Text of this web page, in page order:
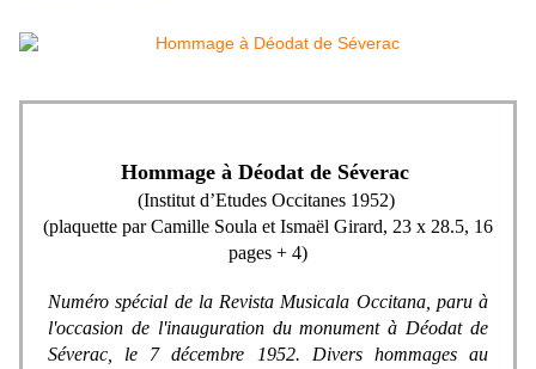
Hommage à Déodat de Séverac
(Institut d’Etudes Occitanes 1952)
(plaquette par Camille Soula et Ismaël Girard, 23 x 28.5, 16
pages + 4)
Numéro spécial de la Revista Musicala Occitana, paru à
l'occasion de l'inauguration du monument à Déodat de
Séverac, le 7 décembre 1952. Divers hommages au